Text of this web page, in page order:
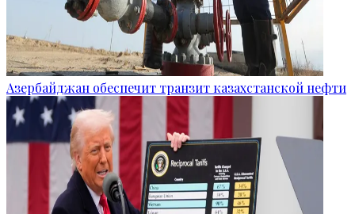
Азербайджан обеспечит транзит казахстанской нефти